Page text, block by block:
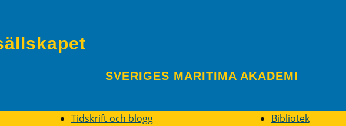
SVERIGES MARITIMA AKADEMI
Tidskrift och blogg
Bibliotek